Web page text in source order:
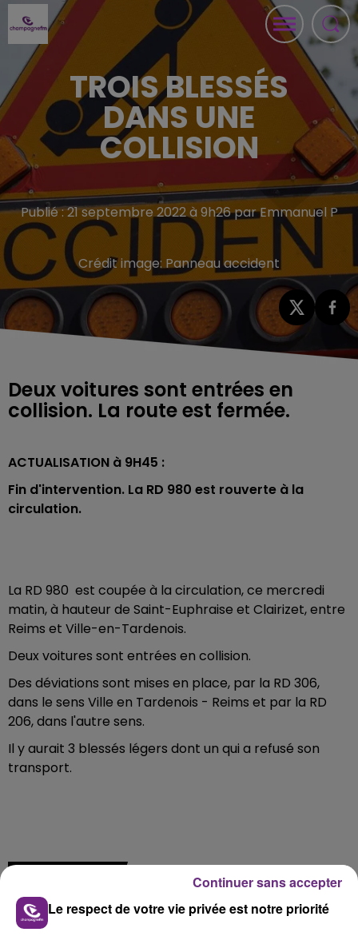
TROIS BLESSÉS
DANS UNE
COLLISION
Publié : 21 septembre 2022 à 9h26 par Emmanuel P
Crédit image:Panneau accident
Deux voitures sont entrées en
collision. La route est fermée.
ACTUALISATION à 9H45 :
Fin d'intervention. La RD 980 est rouverte à la
circulation.
La RD 980 est coupée à la circulation, ce mercredi
matin, à hauteur de Saint-Euphraise et Clairizet, entre
Reims et Ville-en-Tardenois.
Deux voitures sont entrées en collision.
Des déviations sont mises en place, par la RD 306,
dans le sens Ville en Tardenois - Reims et par la RD
206, dans l'autre sens.
Il y aurait 3 blessés légers dont un qui a refusé son
transport.
FIL D'ACTU
Le respect de votre vie privée est notre priorité
Continuer sans accepter